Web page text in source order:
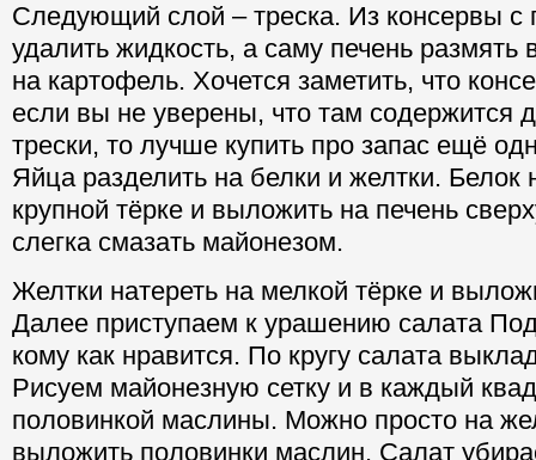
Следующий слой – треска. Из консервы с
удалить жидкость, а саму печень размять
на картофель. Хочется заметить, что
если вы не уверены, что там содержится
трески, то лучше купить про запас ещё
Яйца разделить на белки и желтки. Белок
крупной тёрке и выложить на печень
слегка смазать майонезом.
Желтки натереть на мелкой тёрке и
Далее приступаем к урашению салата
кому как нравится. По кругу салата
Рисуем майонезную сетку и в каждый
половинкой маслины. Можно просто на
выложить половинки маслин. Салат